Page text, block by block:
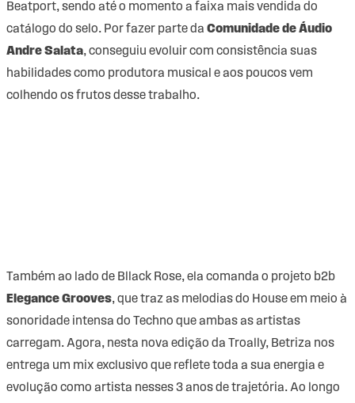
Beatport, sendo até o momento a faixa mais vendida do
catálogo do selo. Por fazer parte da Comunidade de Áudio
Andre Salata, conseguiu evoluir com consistência suas
habilidades como produtora musical e aos poucos vem
colhendo os frutos desse trabalho.
Também ao lado de Bllack Rose, ela comanda o projeto b2b
Elegance Grooves, que traz as melodias do House em meio à
sonoridade intensa do Techno que ambas as artistas
carregam. Agora, nesta nova edição da Troally, Betriza nos
entrega um mix exclusivo que reflete toda a sua energia e
evolução como artista nesses 3 anos de trajetória. Ao longo